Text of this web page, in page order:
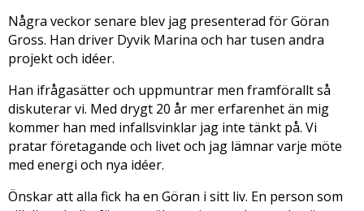
Några veckor senare blev jag presenterad för Göran
Gross. Han driver Dyvik Marina och har tusen andra
projekt och idéer.
Han ifrågasätter och uppmuntrar men framförallt så
diskuterar vi. Med drygt 20 år mer erfarenhet än mig
kommer han med infallsvinklar jag inte tänkt på. Vi
pratar företagande och livet och jag lämnar varje möte
med energi och nya idéer.
Önskar att alla fick ha en Göran i sitt liv. En person som